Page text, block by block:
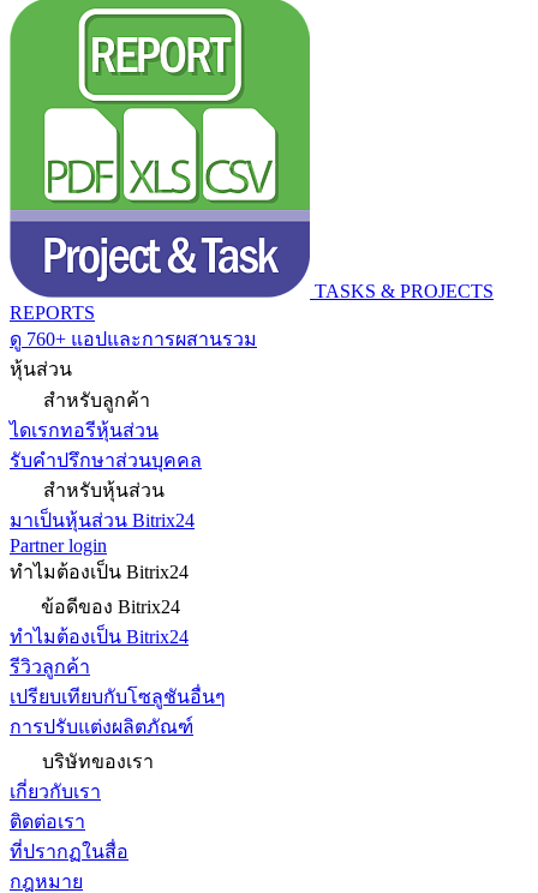
TASKS & PROJECTS
REPORTS
ดู 760+ แอปและการผสานรวม
หุ้นส่วน
สำหรับลูกค้า
ไดเรกทอรีหุ้นส่วน
รับคำปรึกษาส่วนบุคคล
สำหรับหุ้นส่วน
มาเป็นหุ้นส่วน Bitrix24
Partner login
ทำไมต้องเป็น Bitrix24
ข้อดีของ Bitrix24
ทำไมต้องเป็น Bitrix24
รีวิวลูกค้า
เปรียบเทียบกับโซลูชันอื่นๆ
การปรับแต่งผลิตภัณฑ์
บริษัทของเรา
เกี่ยวกับเรา
ติดต่อเรา
ที่ปรากฏในสื่อ
กฎหมาย